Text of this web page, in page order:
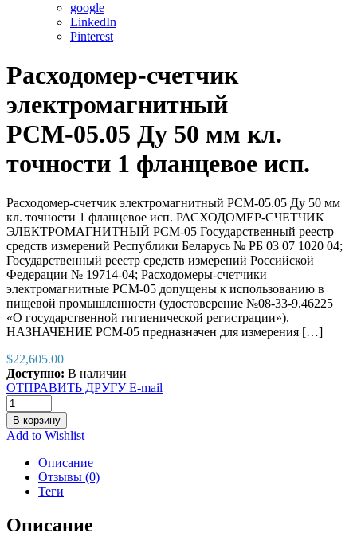
google
LinkedIn
Pinterest
Расходомер-счетчик
электромагнитный
РСМ-05.05 Ду 50 мм кл.
точности 1 фланцевое исп.
Расходомер-счетчик электромагнитный РСМ-05.05 Ду 50 мм
кл. точности 1 фланцевое исп. РАСХОДОМЕР-СЧЕТЧИК
ЭЛЕКТРОМАГНИТНЫЙ РСМ-05 Государственный реестр
средств измерений Республики Беларусь № РБ 03 07 1020 04;
Государственный реестр средств измерений Российской
Федерации № 19714-04; Расходомеры-счетчики
электромагнитные РСМ-05 допущены к использованию в
пищевой промышленности (удостоверение №08-33-9.46225
«О государственной гигиенической регистрации»).
НАЗНАЧЕНИЕ РСМ-05 предназначен для измерения […]
$22,605.00
Доступно: В наличии
ОТПРАВИТЬ ДРУГУ E-mail
В корзину
Add to Wishlist
Описание
Отзывы (0)
Теги
Описание